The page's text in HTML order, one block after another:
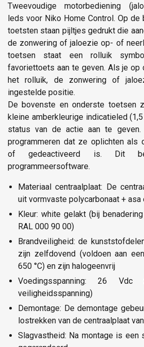
Tweevoudige motorbediening
leds voor Niko Home Control. Op
toetsten staan pijltjes gedrukt die
de zonwering of jaloezie op- of
toetsen staat een rolluik
favoriettoets aan te geven. Als je op
het rolluik, de zonwering of
ingestelde positie.
De bovenste en onderste toetsen
kleine amberkleurige indicatieled
status van de actie aan te
programmeren dat ze oplichten als
of gedeactiveerd is. Dit
programmeersoftware.
Materiaal centraalplaat: De
uit vormvaste polycarbonaat + asa
Kleur: white gelakt (bij
RAL 000 90 00)
Brandveiligheid: de
zijn zelfdovend (voldoen aan
650 °C) en zijn halogeenvrij
Voedingsspanning: 26
veiligheidsspanning)
Demontage: De demontage
lostrekken van de centraalplaat
Slagvastheid: Na montage is een